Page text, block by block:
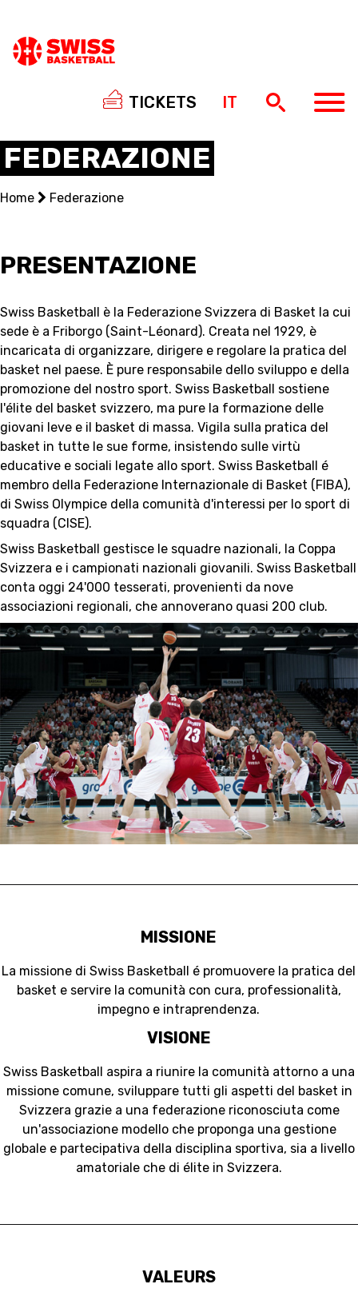
TICKETS IT
CENTRE NATIONAL
EVENTS
3X3
YOUTH
MINI BASKET
FORMAZIONE
FEDERAZIONE
BASKET IN CARROZZINA
MOBILIARE BASKETBALL
GAMES
NEWS CENTER
SWISS BASKETBALL
TV
SWISS BASKETBALL
APP
RESOURCE CENTER CALENDARIO SHOP
FEDERAZIONE
Home Federazione
PRESENTAZIONE
Swiss Basketball è la Federazione Svizzera di Basket la cui
sede è a Friborgo (Saint-Léonard). Creata nel 1929, è
incaricata di organizzare, dirigere e regolare la pratica del
basket nel paese. È pure responsabile dello sviluppo e della
promozione del nostro sport. Swiss Basketball sostiene
l'élite del basket svizzero, ma pure la formazione delle
giovani leve e il basket di massa. Vigila sulla pratica del
basket in tutte le sue forme, insistendo sulle virtù
educative e sociali legate allo sport. Swiss Basketball é
membro della Federazione Internazionale di Basket (FIBA),
di Swiss Olympice della comunità d'interessi per lo sport di
squadra (CISE).
Swiss Basketball gestisce le squadre nazionali, la Coppa
Svizzera e i campionati nazionali giovanili. Swiss Basketball
conta oggi 24'000 tesserati, provenienti da nove
associazioni regionali, che annoverano quasi 200 club.
MISSIONE
La missione di Swiss Basketball é promuovere la pratica del
basket e servire la comunità con cura, professionalità,
impegno e intraprendenza.
VISIONE
Swiss Basketball aspira a riunire la comunità attorno a una
missione comune, sviluppare tutti gli aspetti del basket in
Svizzera grazie a una federazione riconosciuta come
un'associazione modello che proponga una gestione
globale e partecipativa della disciplina sportiva, sia a livello
amatoriale che di élite in Svizzera.
VALEURS